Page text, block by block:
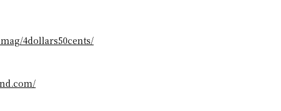
4dollars50cents/